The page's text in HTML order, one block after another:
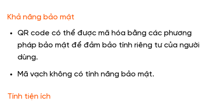
Khả năng bảo mật
QR code có thể được mã hóa bằng các phương
pháp bảo mật để đảm bảo tính riêng tư của người
dùng.
Mã vạch không có tính năng bảo mật.
Tính tiện ích